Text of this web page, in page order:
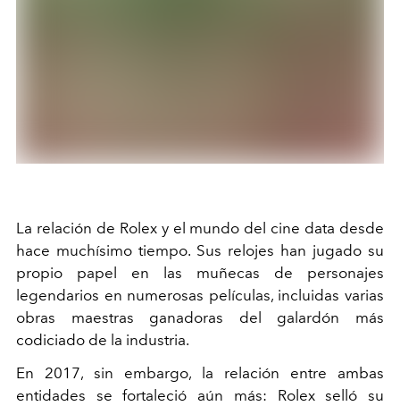
La relación de Rolex y el mundo del cine data desde
hace muchísimo tiempo. Sus relojes han jugado su
propio papel en las muñecas de personajes
legendarios en numerosas películas, incluidas varias
obras maestras ganadoras del galardón más
codiciado de la industria.
En 2017, sin embargo, la relación entre ambas
entidades se fortaleció aún más: Rolex selló su